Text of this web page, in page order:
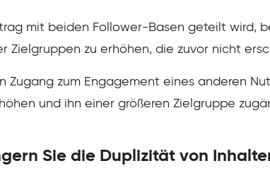
mit beiden Follower-Basen geteilt wird,
Zielgruppen zu erhöhen, die zuvor nicht
Zugang zum Engagement eines anderen
und ihn einer größeren Zielgruppe
Sie die Duplizität von